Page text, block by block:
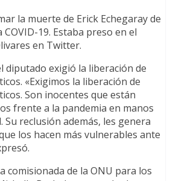
la muerte de Erick Echegaray de
COVID-19. Estaba preso en el
en Twitter.
diputado exigió la liberación de
«Exigimos la liberación de
Son inocentes que están
frente a la pandemia en manos
Su reclusión además, les genera
los hacen más vulnerables ante
comisionada de la ONU para los